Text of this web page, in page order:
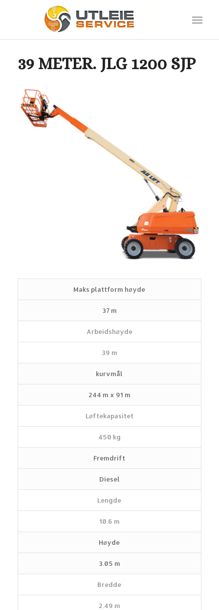
39 METER. JLG 1200 SJP
Maks plattform høyde
37 m
Arbeidshøyde
39 m
kurvmål
244 m x 91 m
Løftekapasitet
450 kg
Fremdrift
Diesel
Lengde
10.6 m
Høyde
3.05 m
Bredde
2.49 m